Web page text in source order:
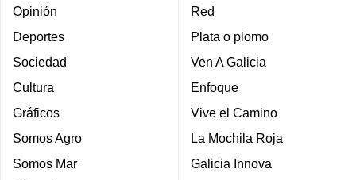
Opinión
Deportes
Sociedad
Cultura
Gráficos
Somos Agro
Somos Mar
Red
Plata o plomo
Ven A Galicia
Enfoque
Vive el Camino
La Mochila Roja
Galicia Innova